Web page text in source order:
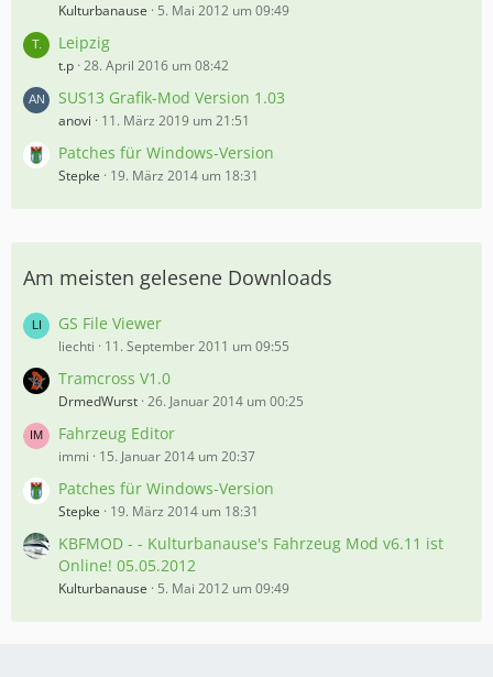
Kulturbanause 5. Mai 2012 um 09:49
Leipzig
t.p 28. April 2016 um 08:42
SUS13 Grafik-Mod Version 1.03
anovi 11. März 2019 um 21:51
Patches für Windows-Version
Stepke 19. März 2014 um 18:31
Am meisten gelesene Downloads
GS File Viewer
liechti 11. September 2011 um 09:55
Tramcross V1.0
DrmedWurst 26. Januar 2014 um 00:25
Fahrzeug Editor
immi 15. Januar 2014 um 20:37
Patches für Windows-Version
Stepke 19. März 2014 um 18:31
KBFMOD - - Kulturbanause's Fahrzeug Mod v6.11 ist
Online! 05.05.2012
Kulturbanause 5. Mai 2012 um 09:49